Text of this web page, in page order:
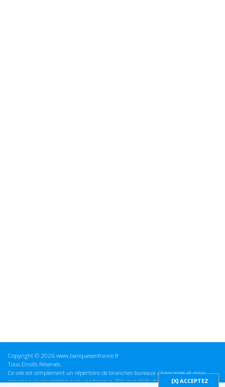
Copyright © 2026 www.banquesenfrance.fr
Tous Droits Réservés.
Ce site est simplement un répertoire de branches bureaux / bancaires et nous
n'avons aucune relation avec une banque. S'il vous plaît vérifier ces informations